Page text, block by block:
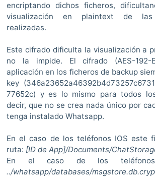
encriptando dichos ficheros,
visualización en plaintext de las
realizadas.
Este cifrado dificulta la visualización a
no la impide. El cifrado (AES-192-
aplicación en los ficheros de backup
key
77652c) y es lo mismo para todos
decir, que no se crea nada único por
tenga instalado Whatsapp.
En el caso de los teléfonos IOS este
ruta: [ID de App]/Documents/
En el caso de los
../whatsapp/databases/